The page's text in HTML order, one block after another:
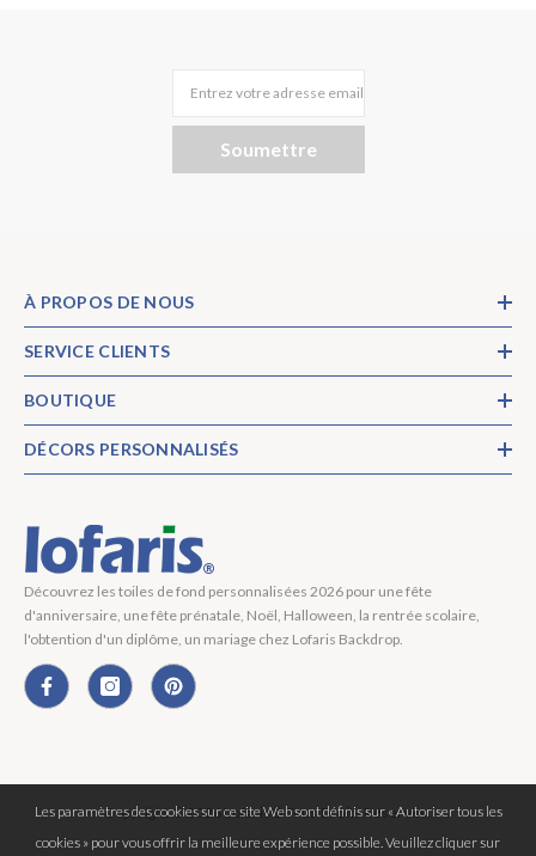
Entrez votre adresse email
Soumettre
À PROPOS DE NOUS
SERVICE CLIENTS
BOUTIQUE
DÉCORS PERSONNALISÉS
Découvrez les toiles de fond personnalisées 2026 pour une fête
d'anniversaire, une fête prénatale, Noël, Halloween, la rentrée scolaire,
l'obtention d'un diplôme, un mariage chez Lofaris Backdrop.
Copyright © 2026 Lofaris® Tous Droits Réservés.
Les paramètres des cookies sur ce site Web sont définis sur « Autoriser tous les
cookies » pour vous offrir la meilleure expérience possible. Veuillez cliquer sur